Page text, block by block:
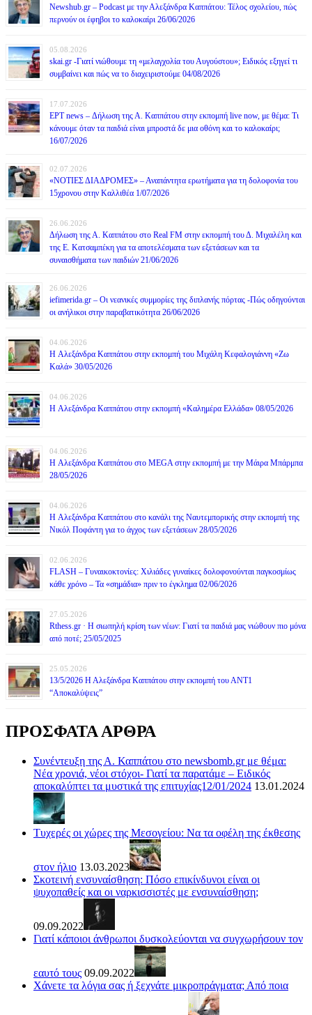
Newshub.gr – Podcast με την Αλεξάνδρα Καππάτου: Τέλος σχολείου, πώς
περνούν οι έφηβοι το καλοκαίρι 26/06/2026
05.08.2026
skai.gr -Γιατί νιώθουμε τη «μελαγχολία του Αυγούστου»; Ειδικός εξηγεί τι
συμβαίνει και πώς να το διαχειριστούμε 04/08/2026
17.07.2026
ΕΡΤ news – Δήλωση της Α. Καππάτου στην εκπομπή live now, με θέμα: Τι
κάνουμε όταν τα παιδιά είναι μπροστά δε μια οθόνη και το καλοκαίρι;
16/07/2026
02.07.2026
«ΝΟΤΙΕΣ ΔΙΑΔΡΟΜΕΣ» – Αναπάντητα ερωτήματα για τη δολοφονία του
15χρονου στην Καλλιθέα 1/07/2026
26.06.2026
Δήλωση της Α. Καππάτου στο Real FM στην εκπομπή του Δ. Μιχαλέλη και
της Ε. Κατσαμπέκη για τα αποτελέσματα των εξετάσεων και τα
συναισθήματα των παιδιών 21/06/2026
26.06.2026
iefimerida.gr – Οι νεανικές συμμορίες της διπλανής πόρτας -Πώς οδηγούνται
οι ανήλικοι στην παραβατικότητα 26/06/2026
04.06.2026
H Αλεξάνδρα Καππάτου στην εκπομπή του Μιχάλη Κεφαλογιάννη «Ζω
Καλά» 30/05/2026
04.06.2026
H Αλεξάνδρα Καππάτου στην εκπομπή «Καλημέρα Ελλάδα» 08/05/2026
04.06.2026
H Αλεξάνδρα Καππάτου στο MEGA στην εκπομπή με την Μάιρα Mπάρμπα
28/05/2026
04.06.2026
H Αλεξάνδρα Καππάτου στο κανάλι της Ναυτεμπορικής στην εκπομπή της
Νικόλ Ποφάντη για το άγχος των εξετάσεων 28/05/2026
02.06.2026
FLASH – Γυναικοκτονίες: Χιλιάδες γυναίκες δολοφονούνται παγκοσμίως
κάθε χρόνο – Τα «σημάδια» πριν το έγκλημα 02/06/2026
27.05.2026
Rthess.gr · Η σιωπηλή κρίση των νέων: Γιατί τα παιδιά μας νιώθουν πιο μόνα
από ποτέ; 25/05/2025
25.05.2026
13/5/2026 Η Αλεξάνδρα Καππάτου στην εκπομπή του ΑΝΤ1
“Αποκαλύψεις”
ΠΡΟΣΦΑΤΑ ΑΡΘΡΑ
Συνέντευξη της Α. Καππάτου στο newsbomb.gr με θέμα:
Νέα χρονιά, νέοι στόχοι- Γιατί τα παρατάμε – Ειδικός
αποκαλύπτει τα μυστικά της επιτυχίας12/01/2024 13.01.2024
Τυχερές οι χώρες της Μεσογείου: Να τα οφέλη της έκθεσης
στον ήλιο 13.03.2023
Σκοτεινή ενσυναίσθηση: Πόσο επικίνδυνοι είναι οι
ψυχοπαθείς και οι ναρκισσιστές με ενσυναίσθηση;
09.09.2022
Γιατί κάποιοι άνθρωποι δυσκολεύονται να συγχωρήσουν τον
εαυτό τους 09.09.2022
Χάνετε τα λόγια σας ή ξεχνάτε μικροπράγματα; Από ποια